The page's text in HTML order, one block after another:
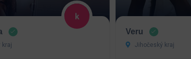
kraj
Veru
Jihočeský kraj